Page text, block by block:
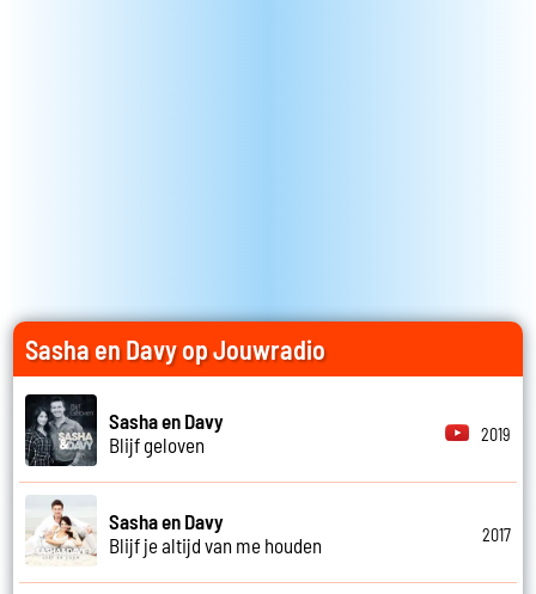
Sasha en Davy op Jouwradio
Sasha en Davy
Blijf geloven
2019
Sasha en Davy
Blijf je altijd van me houden
2017